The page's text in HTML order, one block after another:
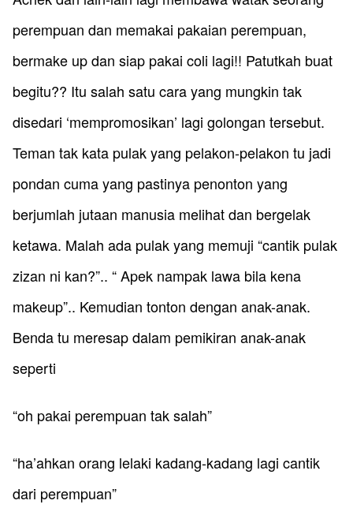
perempuan dan memakai pakaian perempuan,
bermake up dan siap pakai coli lagi!! Patutkah buat
begitu?? Itu salah satu cara yang mungkin tak
disedari ‘mempromosikan’ lagi golongan tersebut.
Teman tak kata pulak yang pelakon-pelakon tu jadi
pondan cuma yang pastinya penonton yang
berjumlah jutaan manusia melihat dan bergelak
ketawa. Malah ada pulak yang memuji “cantik pulak
zizan ni kan?”.. “ Apek nampak lawa bila kena
makeup”.. Kemudian tonton dengan anak-anak.
Benda tu meresap dalam pemikiran anak-anak
seperti
“oh pakai perempuan tak salah”
“ha’ahkan orang lelaki kadang-kadang lagi cantik
dari perempuan”